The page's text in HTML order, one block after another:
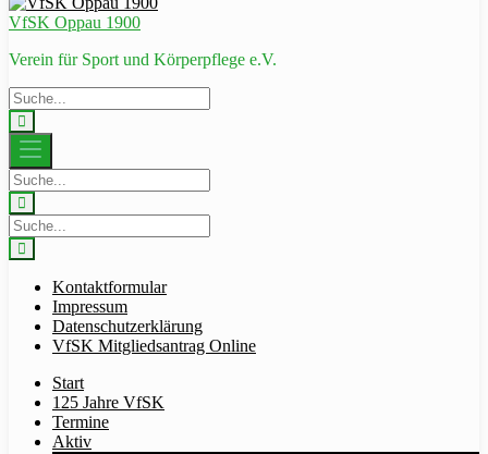
VfSK Oppau 1900
Verein für Sport und Körperpflege e.V.
Kontaktformular
Impressum
Datenschutzerklärung
VfSK Mitgliedsantrag Online
Start
125 Jahre VfSK
Termine
Aktiv